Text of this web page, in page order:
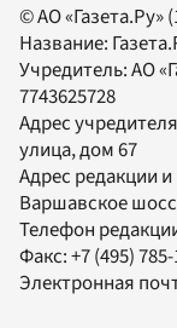
© АО «Газета.Ру»
Название:
Учредитель:АО
7743625728
Адрес
улица, дом 67
Адрес редакции
Варшавское
Телефон
Факс:+7 (495)
Электронная